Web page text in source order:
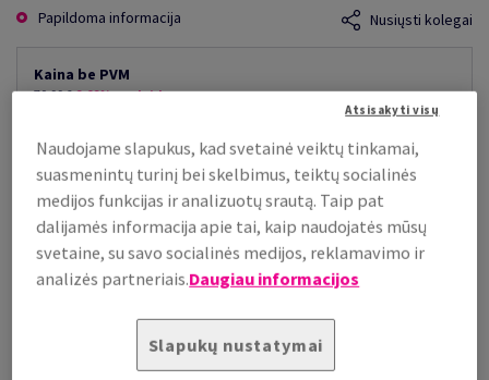
Papildoma informacija
Nusiųsti kolegai
Kaina be PVM
70,99 € 9,09% nuolaida
už 1 000 lap.
(26 kg )
PALAIKOMA SANDĖLYJE
Kiekių palyginimas
lap.
Naudojame slapukus, kad svetainė veiktų tinkamai,
suasmenintų turinį bei skelbimus, teiktų socialinės
medijos funkcijas ir analizuotų srautą. Taip pat
dalijamės informacija apie tai, kaip naudojatės mūsų
svetaine, su savo socialinės medijos, reklamavimo ir
analizės partneriais.Daugiau informacijos
Slapukų nustatymai
Atsisakyti visų